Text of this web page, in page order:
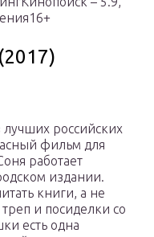
лучших российских
фильм для
работает
издании.
книги, а не
и посиделки со
есть одна